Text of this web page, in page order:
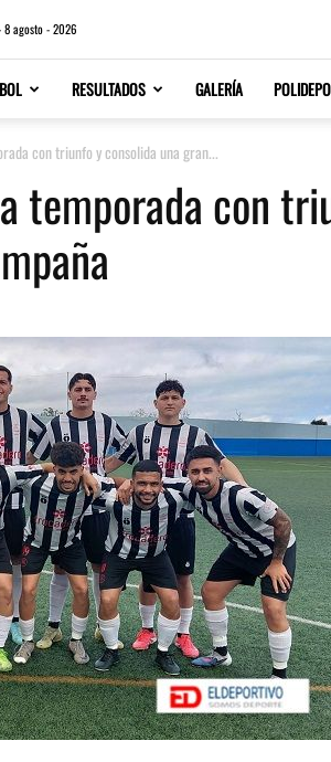
8 agosto - 2026
RESULTADOS GALERÍA
con triunfo y consolida una gran...
temporada con